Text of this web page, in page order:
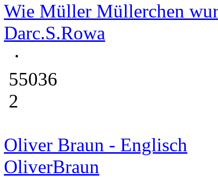
Wie Müller Müllerchen
Darc.S.Rowa
55036
2
Oliver Braun - Englisch
OliverBraun